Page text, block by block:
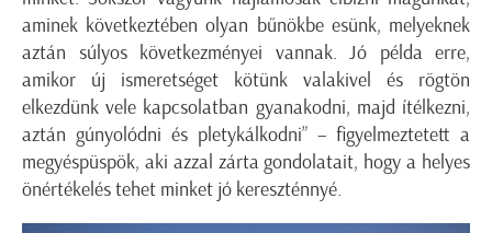
aminek következtében olyan bűnökbe esünk, melyeknek
aztán súlyos következményei vannak. Jó példa erre,
amikor új ismeretséget kötünk valakivel és rögtön
elkezdünk vele kapcsolatban gyanakodni, majd ítélkezni,
aztán gúnyolódni és pletykálkodni” – figyelmeztetett a
megyéspüspök, aki azzal zárta gondolatait, hogy a helyes
önértékelés tehet minket jó kereszténnyé.